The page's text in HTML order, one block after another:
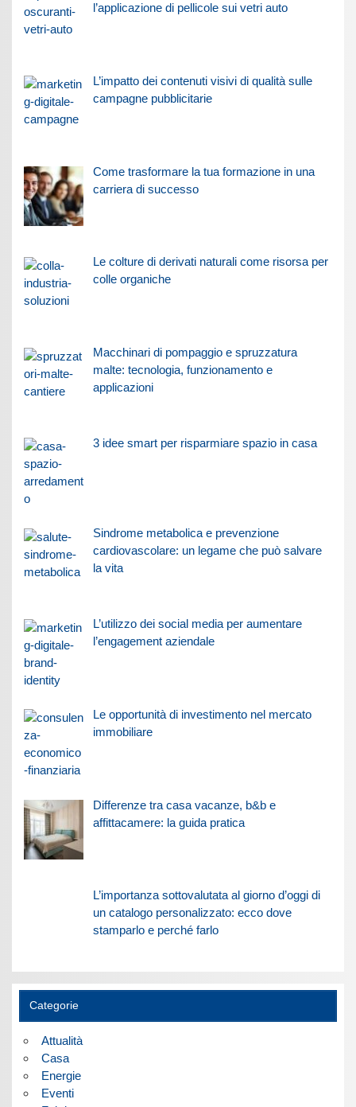
l’applicazione di pellicole sui vetri auto
L’impatto dei contenuti visivi di qualità sulle
campagne pubblicitarie
Come trasformare la tua formazione in una
carriera di successo
Le colture di derivati naturali come risorsa per
colle organiche
Macchinari di pompaggio e spruzzatura
malte: tecnologia, funzionamento e
applicazioni
3 idee smart per risparmiare spazio in casa
Sindrome metabolica e prevenzione
cardiovascolare: un legame che può salvare
la vita
L’utilizzo dei social media per aumentare
l’engagement aziendale
Le opportunità di investimento nel mercato
immobiliare
Differenze tra casa vacanze, b&b e
affittacamere: la guida pratica
L’importanza sottovalutata al giorno d’oggi di
un catalogo personalizzato: ecco dove
stamparlo e perché farlo
Categorie
Attualità
Casa
Energie
Eventi